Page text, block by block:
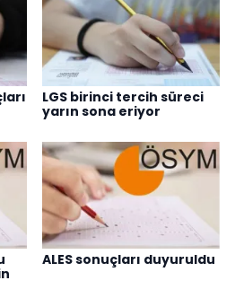
LGS birinci tercih süreci
yarın sona eriyor
ALES sonuçları duyuruldu